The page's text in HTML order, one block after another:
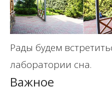
Рады будем
лаборатории сна.
Важное